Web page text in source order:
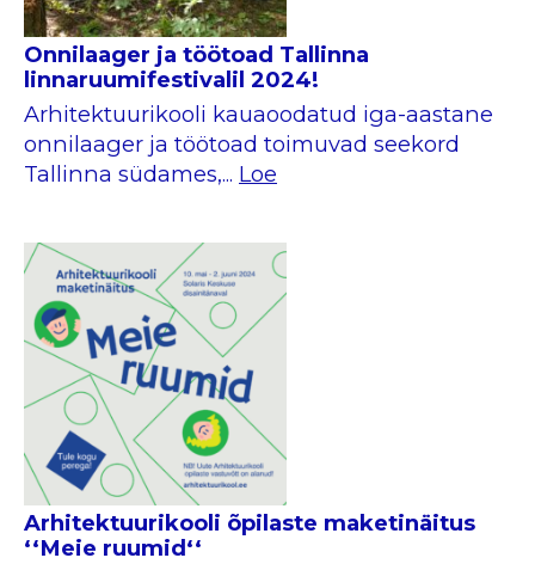
Onnilaager ja töötoad Tallinna
linnaruumifestivalil 2024!
Arhitektuurikooli kauaoodatud iga-aastane
onnilaager ja töötoad toimuvad seekord
Tallinna südames,... Loe
Arhitektuurikooli õpilaste maketinäitus
‘‘Meie ruumid‘‘